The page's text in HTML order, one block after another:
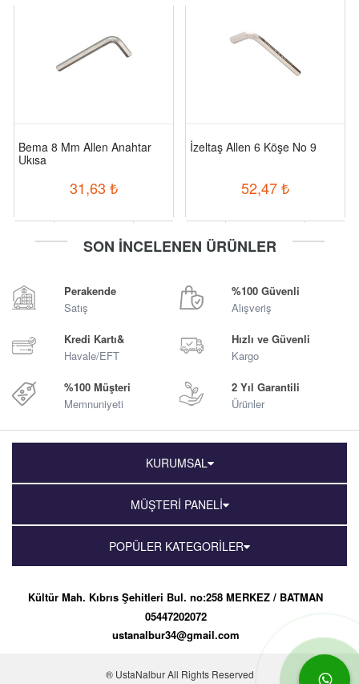
Bema 8 Mm Allen Anahtar
Ukısa
31,63 ₺
İzeltaş Allen 6 Köşe No 9
52,47₺
SON İNCELENEN ÜRÜNLER
Perakende
Satış
%100 Güvenli
Alışveriş
Kredi Kartı&
Havale/EFT
Hızlı ve Güvenli
Kargo
%100 Müşteri
Memnuniyeti
2 Yıl Garantili
Ürünler
KURUMSAL
MÜŞTERİ PANELİ
POPÜLER KATEGORİLER
Kültür Mah. Kıbrıs Şehitleri Bul. no:258 MERKEZ / BATMAN
05447202072
ustanalbur34@gmail.com
® UstaNalbur All Rights Reserved